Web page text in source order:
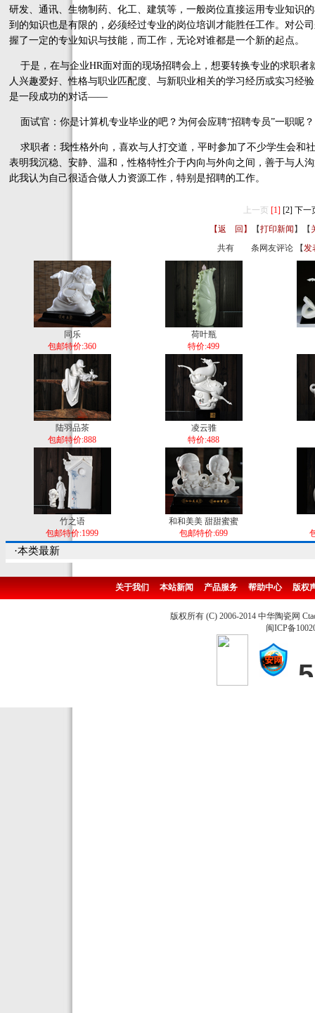
研发、通讯、生物制药、化工、建筑等，一般岗位直接运用专业知识
到的知识也是有限的，必须经过专业的岗位培训才能胜任工作。对公
握了一定的专业知识与技能，而工作，无论对谁都是一个新的起点。
于是，在与企业HR面对面的现场招聘会上，想要转换专业的求职者
人兴趣爱好、性格与职业匹配度、与新职业相关的学习经历或实习经
是一段成功的对话——
面试官：你是计算机专业毕业的吧？为何会应聘“招聘专员”一职呢？
求职者：我性格外向，喜欢与人打交道，平时参加了不少学生会和
表明我沉稳、安静、温和，性格特性介于内向与外向之间，善于与人
此我认为自己很适合做人力资源工作，特别是招聘的工作。
上一页 [1] [2] 下一
【返 回】
【打印新闻 】【
共有
条网友评论 【发
同乐
包邮特价:360
荷叶瓶
特价:499
陆羽品茶
包邮特价:888
凌云骓
特价:488
竹之语
包邮特价:1999
和和美美 甜甜蜜蜜
包邮特价:699
·本类最新
关于我们 本站新闻 产品服务 帮助中心 版权
版权所有 (C) 2006-2014 中华陶瓷网
闽ICP备